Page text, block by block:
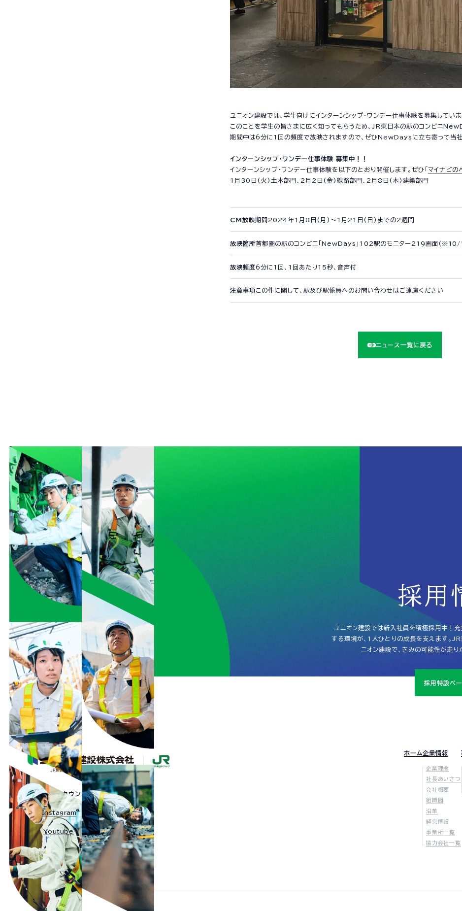
ユニオン建設の取
サステナビリティ
イノベーション
働きがいのある会社づ
CMギャラリー
ニュース
協力会社の皆さ
ユニオン建設では、学生向けにインターンシップ・ワンデー仕事体験を募集していま
このことを学生の皆さまに広く知ってもらうため、JR東日本の駅のコンビニ
期間中は6分に1回の頻度で放映されますので、ぜひNewDaysに立ち寄って当社
インターンシップ・ワンデー仕事体験 募集中！！
インターンシップ・ワンデー仕事体験を以下のとおり開催します。ぜひ「 マイナビの
1月30日(火)土木部門、2月2日(金)線路部門、2月8日(木)建築部門
CM放映期間 2024年1月8日(月)～1月21日(日)までの2週間
放映箇所首都圏の駅のコンビニ「NewDays」102駅のモニター219画面
放映頻度6分に1回、1回あたり15秒、音声付
注意事項この件に関して、駅及び駅係員へのお問い合わせはご遠慮ください
ニュース一覧に戻る
採用
ユニオン建設では新入社員を積極採用中！
する環境が、1人ひとりの成長を支えます。
ニオン建設で、きみの可能性が走り
採用特設ペ
公式SNSアカウント
Instagram
Youtube
ホーム企業情報
企業理念
社長あいさつ
会社概要
組織図
沿革
経営情報
事業所一覧
協力会社一覧